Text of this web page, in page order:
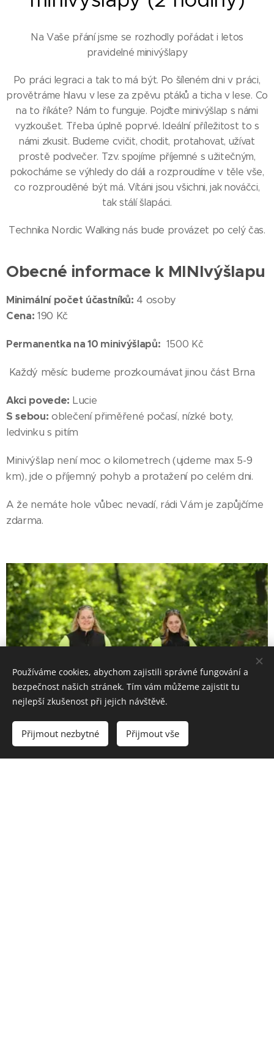
Na Vaše přání jsme se rozhodly pořádat i letos
pravidelné minivýšlapy
Po práci legraci a tak to má být. Po šíleném dni v práci,
provětráme hlavu v lese za zpěvu ptáků a ticha v lese. Co
na to říkáte? Nám to funguje. Pojďte minivýšlap s námi
vyzkoušet. Třeba úplně poprvé. Ideální příležitost to s
námi zkusit. Budeme cvičit, chodit, protahovat, užívat
prostě podvečer. Tzv. spojíme příjemné s užitečným,
pokocháme se výhledy do dáli a rozproudíme v těle vše,
co rozprouděné být má. Vítáni jsou všichni, jak nováčci,
tak stálí šlapáci.
Technika Nordic Walking nás bude provázet po celý čas.
Obecné informace k MINIvýšlapu
Minimální počet účastníků: 4 osoby
Cena:190 Kč
Permanentka na 10 minivýšlapů: 1500 Kč
Každý měsíc budeme prozkoumávat jinou část Brna
Akci povede: Lucie
S sebou: oblečení přiměřené počasí, nízké boty,
ledvinku s pitím
Minivýšlap není moc o kilometrech (ujdeme max 5-9
km), jde o příjemný pohyb a protažení po celém dni.
A že nemáte hole vůbec nevadí, rádi Vám je zapůjčíme
zdarma.
Používáme cookies, abychom zajistili správné fungování a
bezpečnost našich stránek. Tím vám můžeme zajistit tu
nejlepší zkušenost při jejich návštěvě.
Přijmout nezbytné Přijmout vše